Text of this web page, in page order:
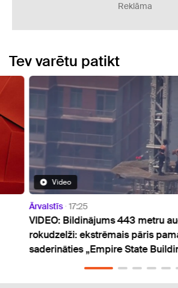
Reklāma
Tev varētu patikt
Video
Ārvalstīs 17:25
VIDEO: Bildinājums 443 metru
rokudzelži: ekstrēmais pāris
saderināties „Empire State